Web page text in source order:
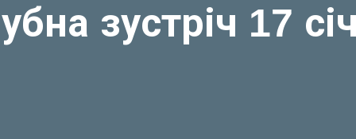
зустріч 17